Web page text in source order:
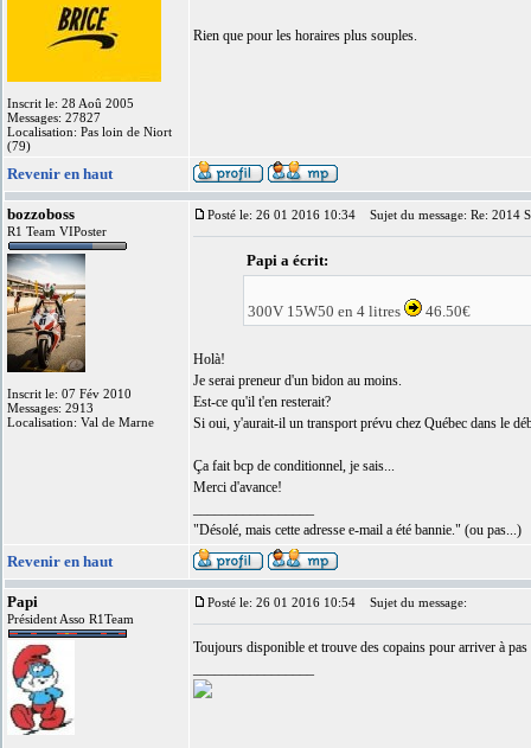
Inscrit le: 28 Aoû 2005
Messages: 27827
Localisation: Pas loin de Niort
(79)
Rien que pour les horaires plus souples.
Revenir en haut
bozzoboss
R1 Team VIPoster
Inscrit le: 07 Fév 2010
Messages: 2913
Localisation: Val de Marne
Posté le: 26 01 2016 10:34 Sujet du message: Re: 2014
Papi a écrit:
300V 15W50 en 4 litres 46.50€
Holà!
Je serai preneur d'un bidon au moins.
Est-ce qu'il t'en resterait?
Si oui, y'aurait-il un transport prévu chez Québec dans le
Ça fait bcp de conditionnel, je sais...
Merci d'avance!
"Désolé, mais cette adresse e-mail a été bannie." (ou pas...)
Revenir en haut
Papi
Président Asso R1Team
Posté le: 26 01 2016 10:54 Sujet du message:
Toujours disponible et trouve des copains pour arriver à